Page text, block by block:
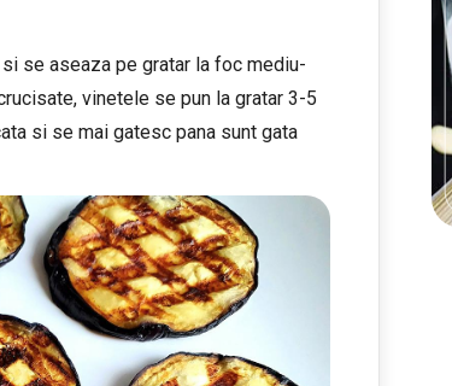
se aseaza pe gratar la foc mediu-
vinetele se pun la gratar 3-5
si se mai gatesc pana sunt gata